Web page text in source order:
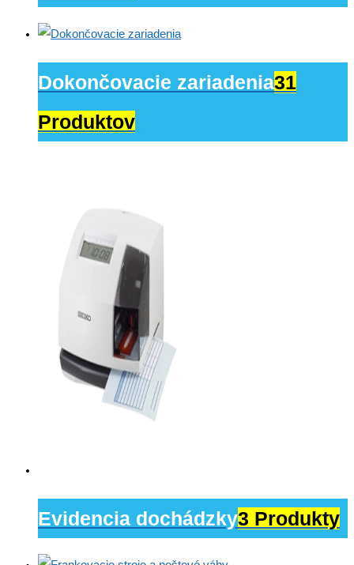
Dokončovacie zariadenia31
Produktov
Evidencia dochádzky3 Produkty